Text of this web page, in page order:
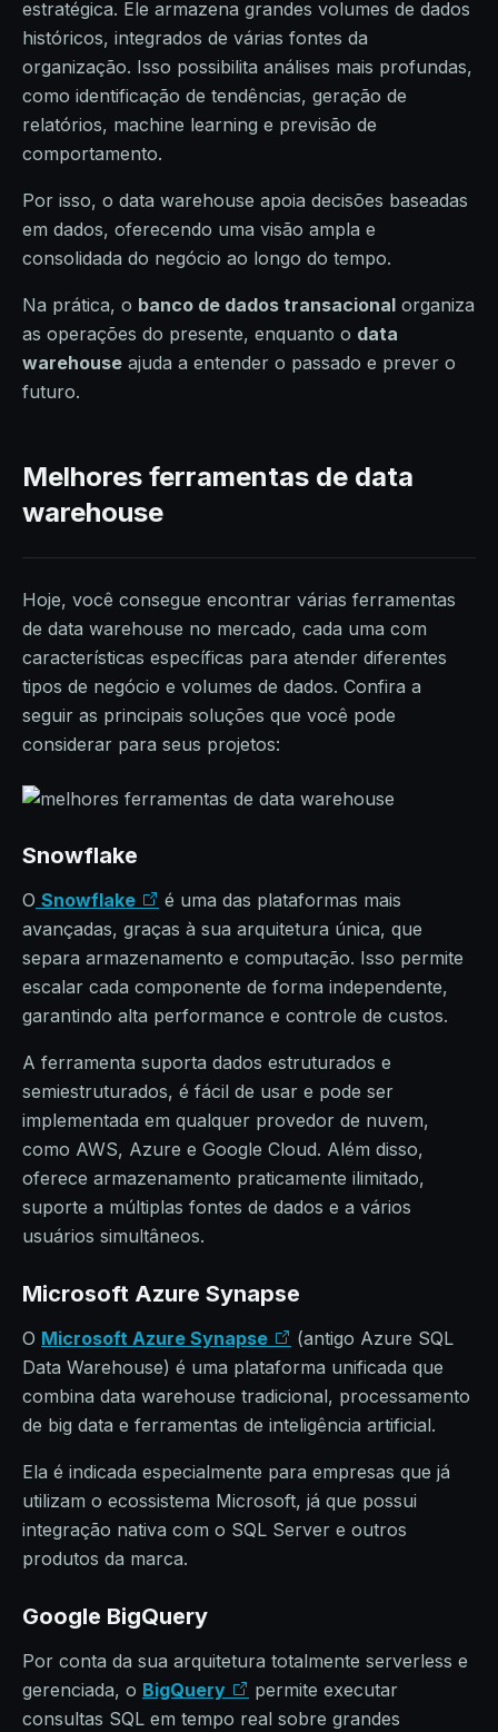
estratégica. Ele armazena grandes volumes de dados
históricos, integrados de várias fontes da
organização. Isso possibilita análises mais profundas,
como identificação de tendências, geração de
relatórios, machine learning e previsão de
comportamento.
Por isso, o data warehouse apoia decisões baseadas
em dados, oferecendo uma visão ampla e
consolidada do negócio ao longo do tempo.
Na prática, o banco de dados transacional organiza
as operações do presente, enquanto o data
warehouse ajuda a entender o passado e prever o
futuro.
Melhores ferramentas de data
warehouse
Hoje, você consegue encontrar várias ferramentas
de data warehouse no mercado, cada uma com
características específicas para atender diferentes
tipos de negócio e volumes de dados. Confira a
seguir as principais soluções que você pode
considerar para seus projetos:
Snowflake
O Snowflake
é uma das plataformas mais
avançadas, graças à sua arquitetura única, que
separa armazenamento e computação. Isso permite
escalar cada componente de forma independente,
garantindo alta performance e controle de custos.
A ferramenta suporta dados estruturados e
semiestruturados, é fácil de usar e pode ser
implementada em qualquer provedor de nuvem,
como AWS, Azure e Google Cloud. Além disso,
oferece armazenamento praticamente ilimitado,
suporte a múltiplas fontes de dados e a vários
usuários simultâneos.
Microsoft Azure Synapse
O Microsoft Azure Synapse
(antigo Azure SQL
Data Warehouse) é uma plataforma unificada que
combina data warehouse tradicional, processamento
de big data e ferramentas de inteligência artificial.
Ela é indicada especialmente para empresas que já
utilizam o ecossistema Microsoft, já que possui
integração nativa com o SQL Server e outros
produtos da marca.
Google BigQuery
Por conta da sua arquitetura totalmente serverless e
gerenciada, o BigQuery
permite executar
consultas SQL em tempo real sobre grandes